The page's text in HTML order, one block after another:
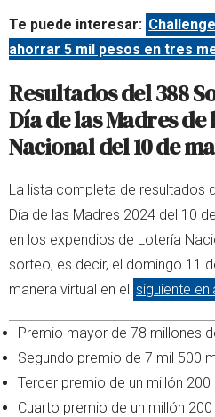
Te puede interesar:
ahorrar 5 mil pesos en tres
Resultados del 388
Día de las Madres
Nacional del 10 de
La lista completa de resultados
Día de las Madres 2024 del 10
en los expendios de Lotería
sorteo, es decir, el domingo 11
manera virtual en el siguiente
Premio mayor de 78 millones
Segundo premio de 7 mil 500
Tercer premio de un millón
Cuarto premio de un millón